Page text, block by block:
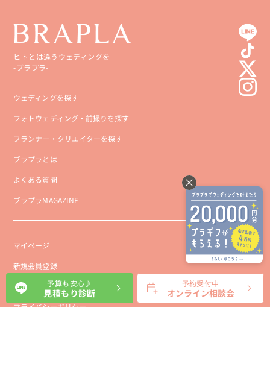
ヒトとは違うウェディングを
-ブラプラ-
ウェディングを探す
フォトウェディング・前撮りを探す
プランナー・クリエイターを探す
ブラプラとは
よくある質問
ブラプラMAGAZINE
マイページ
新規会員登録
会社概要
プライバシーポリシー
予算も安心♪
見積もり診断
予約受付中
オンライン相談会